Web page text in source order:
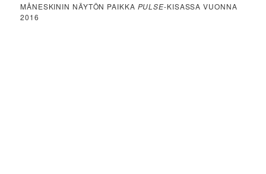
MÅNESKININ NÄYTÖN PAIKKA PULSE-KISASSA VUONNA
2016